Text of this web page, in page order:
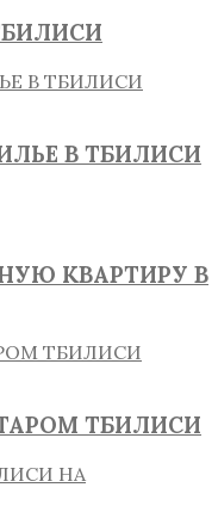
В ТБИЛИСИ
КВАРТИРУ В
ТБИЛИСИ